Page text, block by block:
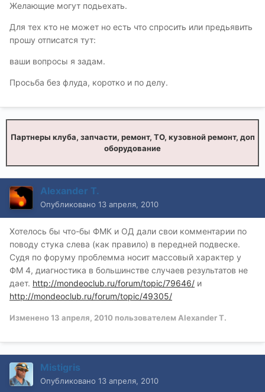
Желающие могут подьехать.
Для тех кто не может но есть что спросить или предьявить
прошу отписатся тут:
ваши вопросы я задам.
Просьба без флуда, коротко и по делу.
Партнеры клуба, запчасти, ремонт, ТО, кузовной ремонт, доп
оборудование
Alexander T.
Опубликовано 13 апреля, 2010
Хотелось бы что-бы ФМК и ОД дали свои комментарии по
поводу стука слева (как правило) в передней подвеске.
Судя по форуму проблемма носит массовый характер у
ФМ 4, диагностика в большинстве случаев результатов не
дает. http://mondeoclub.ru/forum/topic/79646/ и
http://mondeoclub.ru/forum/topic/49305/
Изменено13 апреля, 2010 пользователем Alexander T.
Mistigris
Опубликовано 13 апреля, 2010